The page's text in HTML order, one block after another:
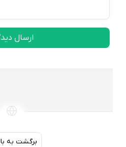
ارسال دیدگاه
برگشت به بالا